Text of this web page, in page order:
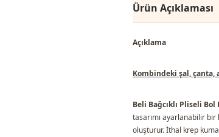
Ürün Açıklaması
Açıklama
Kombindeki şal, çanta,
Beli Bağcıklı Pliseli
tasarımı ayarlanabilir
oluşturur. İthal krep